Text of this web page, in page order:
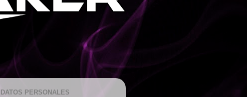
DATOS PERSONALES